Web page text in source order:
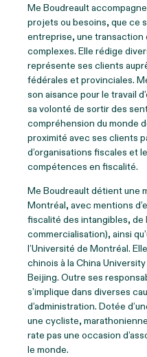
Me Boudreault
projets ou besoins, que ce
entreprise, une transaction
complexes. Elle rédige
représente ses clients
fédérales et provinciales.
son aisance pour le travail
sa volonté de sortir des
compréhension du monde
proximité avec ses clients
d’organisations fiscales et
compétences en fiscalité.
Me Boudreault détient une
Montréal, avec mentions
fiscalité des intangibles, de
commercialisation), ainsi
l’Université de Montréal.
chinois à la China
Beijing. Outre ses
s’implique dans diverses
d’administration. Dotée
une cycliste,
rate pas une occasion
le monde.